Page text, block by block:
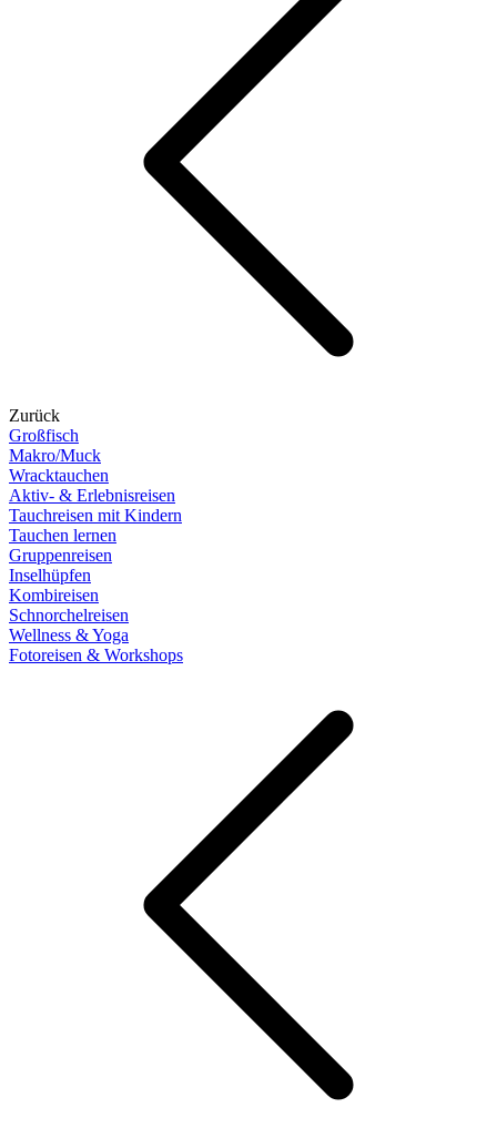
Zurück
Großfisch
Makro/Muck
Wracktauchen
Aktiv- & Erlebnisreisen
Tauchreisen mit Kindern
Tauchen lernen
Gruppenreisen
Inselhüpfen
Kombireisen
Schnorchelreisen
Wellness & Yoga
Fotoreisen & Workshops